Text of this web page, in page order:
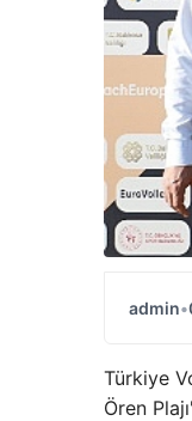
admin•
Türkiye
Ören